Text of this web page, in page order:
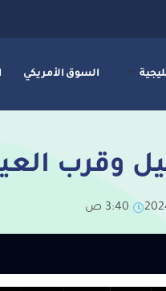
السوق الأمريكي
وقرب
3:40 ص